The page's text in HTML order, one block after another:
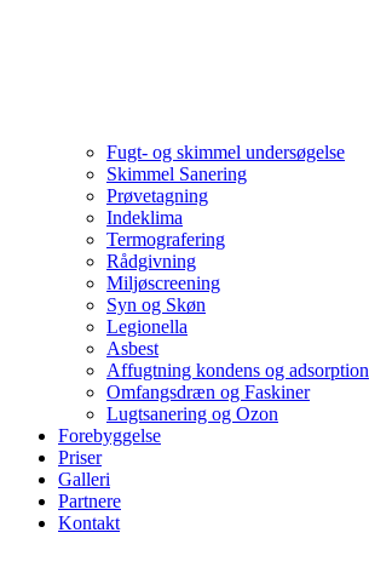
Fugt- og skimmel undersøgelse
Skimmel Sanering
Prøvetagning
Indeklima
Termografering
Rådgivning
Miljøscreening
Syn og Skøn
Legionella
Asbest
Affugtning kondens og adsorption
Omfangsdræn og Faskiner
Lugtsanering og Ozon
Forebyggelse
Priser
Galleri
Partnere
Kontakt